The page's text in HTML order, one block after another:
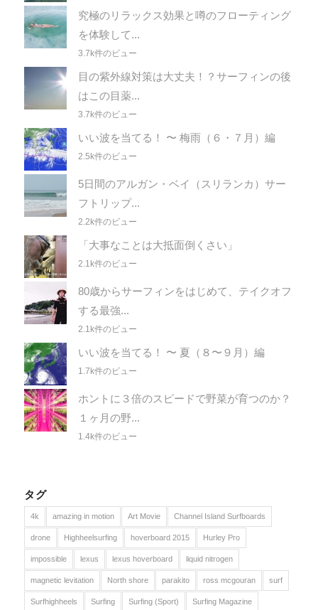
究極のリラックス効果と噂のフローティング
を体験して...
3.7k件のビュー
目の紫外線対策は大丈夫！？サーフィンの後
はこの目薬...
3.7k件のビュー
いい波を当てる！ 〜 梅雨（６・７月）編
2.5k件のビュー
5日間のアルガン・ベイ（スリランカ）サー
フトリップ...
2.2k件のビュー
「大事なことは大抵面倒くさい」
2.1k件のビュー
80歳からサーフィンをはじめて、テイクオフ
する最強...
2.1k件のビュー
いい波を当てる！ 〜 夏（８〜９月）編
1.7k件のビュー
ホントに３倍のスピードで野菜が育つのか？
１ヶ月の野...
1.4k件のビュー
タグ
4k amazing in motion Art Movie Channel Island Surfboards
drone Highheelsurfing hoverboard 2015 Hurley Pro
impossible lexus lexus hoverboard liquid nitrogen
magnetic levitation North shore parakito ross mcgouran surf
Surfhighheels Surfing Surfing (Sport) Surfing Magazine